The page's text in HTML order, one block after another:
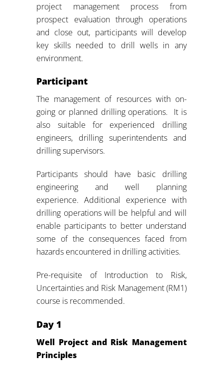
project management process from
prospect evaluation through operations
and close out, participants will develop
key skills needed to drill wells in any
environment.
Participant
The management of resources with on-
going or planned drilling operations. It is
also suitable for experienced drilling
engineers, drilling superintendents and
drilling supervisors.
Participants should have basic drilling
engineering and well planning
experience. Additional experience with
drilling operations will be helpful and will
enable participants to better understand
some of the consequences faced from
hazards encountered in drilling activities.
Pre-requisite of Introduction to Risk,
Uncertainties and Risk Management (RM1)
course is recommended.
Day 1
Well Project and Risk Management
Principles